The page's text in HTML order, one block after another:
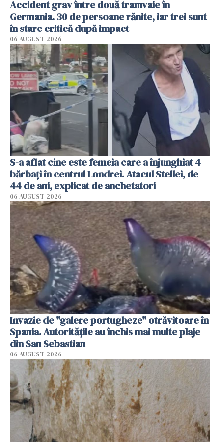
Accident grav între două tramvaie în
Germania. 30 de persoane rănite, iar trei sunt
în stare critică după impact
06 AUGUST 2026
S-a aflat cine este femeia care a înjunghiat 4
bărbați în centrul Londrei. Atacul Stellei, de
44 de ani, explicat de anchetatori
06 AUGUST 2026
Invazie de "galere portugheze" otrăvitoare în
Spania. Autoritățile au închis mai multe plaje
din San Sebastian
06 AUGUST 2026